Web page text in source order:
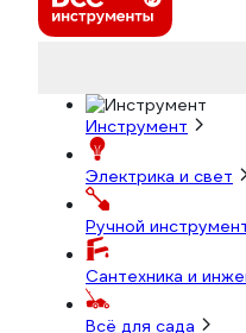
Инструмент
Электрика и свет
Ручной
Сантехника и
Всё для сада